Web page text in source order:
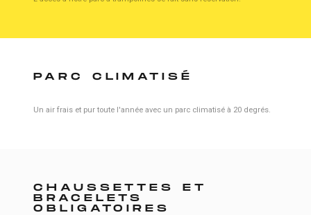
PARC CLIMATISÉ
Un air frais et pur toute l'année avec un parc climatisé à 20 degrés.
CHAUSSETTES ET
BRACELETS
OBLIGATOIRES